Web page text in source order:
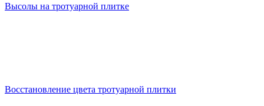
Высолы на тротуарной плитке
Восстановление цвета тротуарной плитки